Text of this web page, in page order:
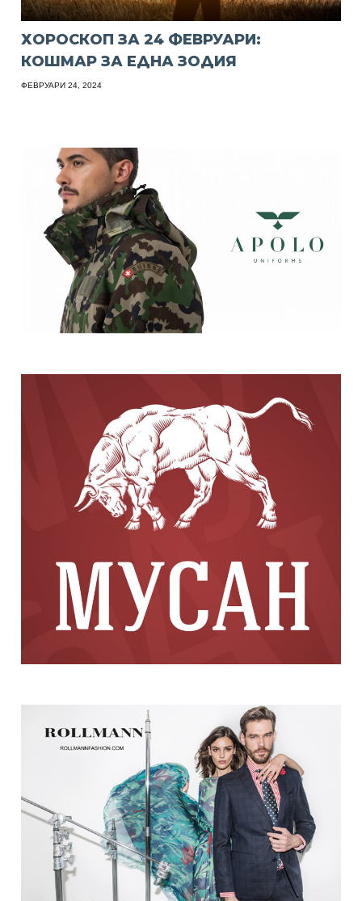
ХОРОСКОП ЗА 24 ФЕВРУАРИ:
КОШМАР ЗА ЕДНА ЗОДИЯ
ФЕВРУАРИ 24, 2024